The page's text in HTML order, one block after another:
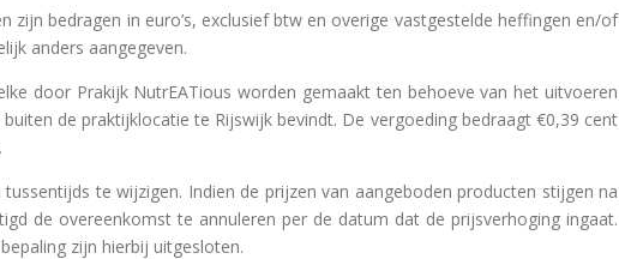
zijn bedragen in euro’s, exclusief btw en overige vastgestelde heffingen en/of
anders aangegeven.
door Prakijk NutrEATious worden gemaakt ten behoeve van het uitvoeren
de praktijklocatie te Rijswijk bevindt. De vergoeding bedraagt €0,39 cent
te wijzigen. Indien de prijzen van aangeboden producten stijgen na
de overeenkomst te annuleren per de datum dat de prijsverhoging ingaat.
zijn hierbij uitgesloten.